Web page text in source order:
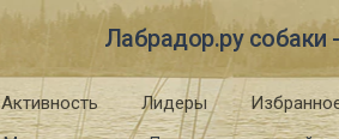
Лабрадор.ру собаки
Активность Лидеры